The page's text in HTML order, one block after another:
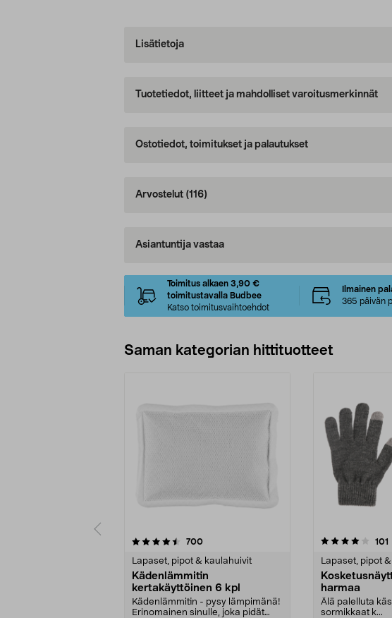
Lisätietoja
Tuotetiedot, liitteet ja mahdolliset varoitusmerkinnät
Ostotiedot, toimitukset ja palautukset
Arvostelut (116)
Asiantuntija vastaa
Toimitus alkaen 3,90 €
toimitustavalla Budbee
Katso toimitusvaihtoehdot
Ilmainen
365 päivän
Saman kategorian hittituotteet
700arvostelut
Lapaset, pipot & kaulahuivit
Kädenlämmitin
kertakäyttöinen 6 kpl
Kädenlämmitin - pysy lämpimänä!
Erinomainen sinulle, joka pidät
4.0 viidestä
101
Lapaset, pipot
harmaa
Älä palelluta
sormikkaat k...
4.0